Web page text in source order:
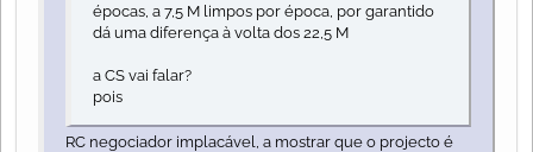
épocas, a 7,5 M limpos por época, por garantido
dá uma diferença à volta dos 22,5 M
a CS vai falar?
pois
RC negociador implacável, a mostrar que o projecto é